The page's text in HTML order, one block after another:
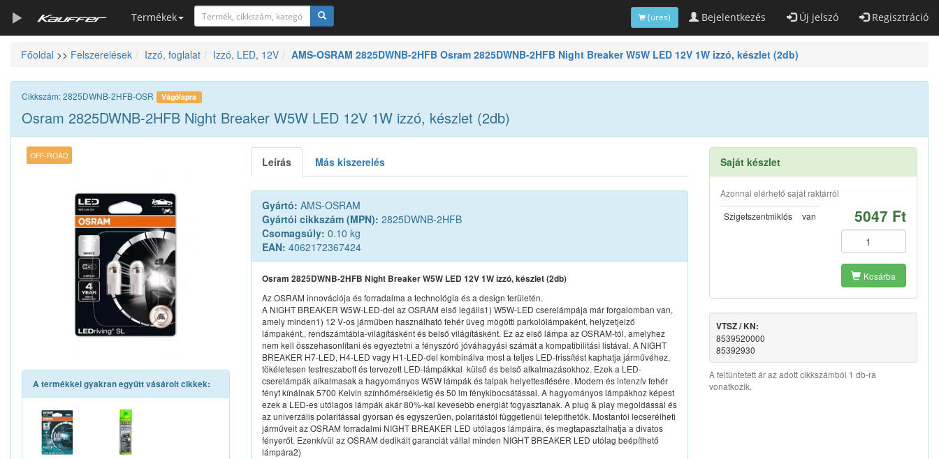
Termékek Bejelentkezés Új jelszó Regisztráció
(üres)
Szerszámkatalógus
Kosár
Alkatrészek
Főoldal >> Felszerelések Izzó, foglalat Izzó, LED, 12V AMS-OSRAM 2825DWNB-2HFB Osram 2825DWNB-2HFB Night Breaker W5W LED 12V 1W izzó, készlet (2db)
Cikkszám: 2825DWNB-2HFB-OSR Vágólapra
Osram 2825DWNB-2HFB Night Breaker W5W LED 12V 1W izzó, készlet (2db)
OFF-ROAD
A termékkel gyakran együtt vásárolt cikkek:
Leírás Más kiszerelés
Gyártó: AMS-OSRAM
Gyártói cikkszám (MPN): 2825DWNB-2HFB
Csomagsúly: 0.10 kg
EAN: 4062172367424
Osram 2825DWNB-2HFB Night Breaker W5W LED 12V 1W izzó, készlet (2db)
Az OSRAM innovációja és forradalma a technológia és a design területén.
A NIGHT BREAKER W5W-LED-del az OSRAM első legális1) W5W-LED cserelámpája már forgalomban van,
amely minden1) 12 V-os járműben használható fehér üveg mögötti parkolólámpaként, helyzetjelző
lámpaként,, rendszámtábla-világításként és belső világításként. Ez az első lámpa az OSRAM-tól, amelyhez
nem kell összehasonlítani és egyeztetni a fényszóró jóváhagyási számát a kompatibilitási listával. A NIGHT
BREAKER H7-LED, H4-LED vagy H1-LED-del kombinálva most a teljes LED-frissítést kaphatja járművéhez,
tökéletesen testreszabott és tervezett LED-lámpákkal  külső és belső alkalmazásokhoz. Ezek a LED-
cserelámpák alkalmasak a hagyományos W5W lámpák és talpak helyettesítésére. Modern és intenzív fehér
fényt kínálnak 5700 Kelvin színhőmérsékletig és 50 lm fénykibocsátással. A hagyományos lámpákhoz képest
ezek a LED-es utólagos lámpák akár 80%-kal kevesebb energiát fogyasztanak. A plug & play megoldással és
az univerzális polaritással gyorsan és egyszerűen, polaritástól függetlenül telepíthetők. Mostantól lecserélheti
járműveit az OSRAM forradalmi NIGHT BREAKER LED utólagos lámpáira, és megtapasztalhatja a divatos
fényerőt. Ezenkívül az OSRAM dedikált garanciát vállal minden NIGHT BREAKER LED utólag beépíthető
lámpára2)
Saját készlet
Azonnal elérhető saját raktárról
Szigetszentmiklós
van 5047 Ft
Kosárba
VTSZ / KN:
8539520000
85392930
A feltüntetett ár az adott cikkszámból 1 db-ra
vonatkozik.